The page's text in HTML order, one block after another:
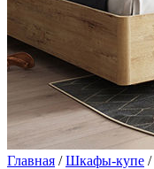
Главная /Шкафы-купе /